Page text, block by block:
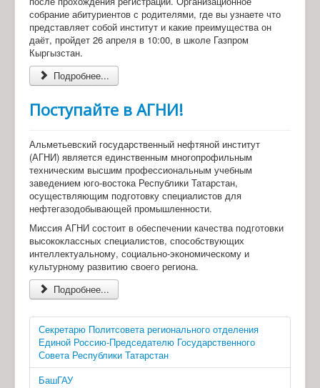
собрание абитуриентов с родителями, где вы узнаете что
представляет собой институт и какие преимущества он
даёт, пройдет 26 апреля в 10:00, в школе Газпром
Кыргызстан.
Подробнее...
Поступайте в АГНИ!
Альметьевский государственный нефтяной институт
(АГНИ) является единственным многопрофильным
техническим высшим профессиональным учебным
заведением юго-востока Республики Татарстан,
осуществляющим подготовку специалистов для
нефтегазодобывающей промышленности.
Миссия АГНИ состоит в обеспечении качества подготовки
высококлассных специалистов, способствующих
интеллектуальному, социально-экономическому и
культурному развитию своего региона.
Подробнее...
Секретарю Политсовета регионального отделения
Единой Россию-Председателю Государственного
Совета Республики Татарстан
БашГАУ